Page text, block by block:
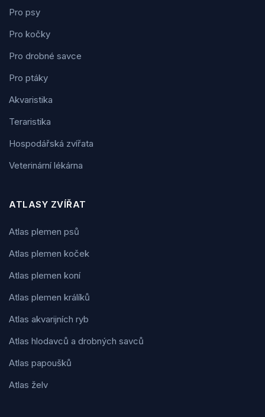
Pro psy
Pro kočky
Pro drobné savce
Pro ptáky
Akvaristika
Teraristika
Hospodářská zvířata
Veterinární lékárna
ATLASY ZVÍŘAT
Atlas plemen psů
Atlas plemen koček
Atlas plemen koní
Atlas plemen králíků
Atlas akvarijních ryb
Atlas hlodavců a drobných savců
Atlas papoušků
Atlas želv